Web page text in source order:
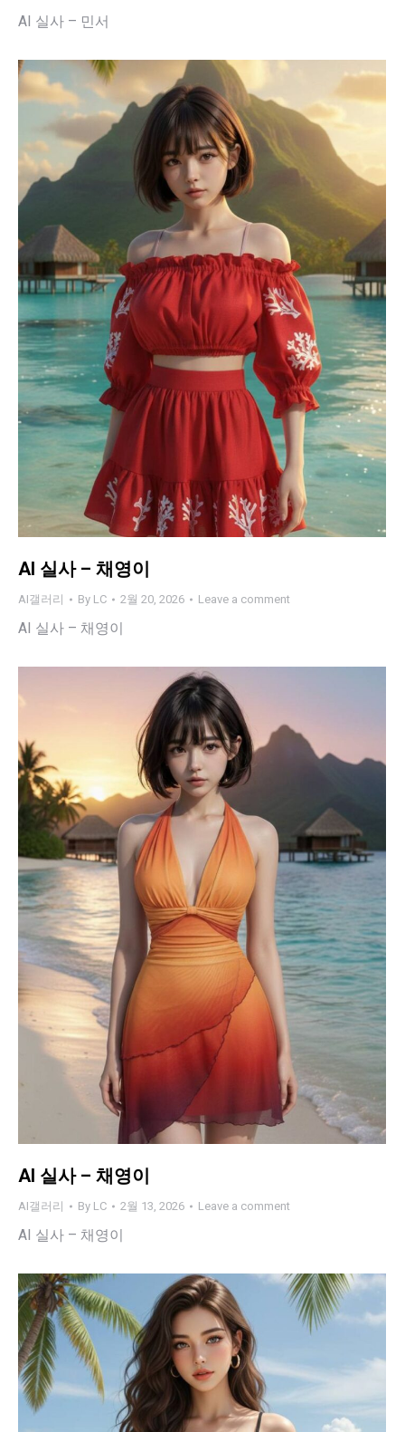
AI 실사 – 민서
AI 실사 – 채영이
AI갤러리 By LC 2월 20, 2026 Leave a comment
AI 실사 – 채영이
AI 실사 – 채영이
AI갤러리 By LC 2월 13, 2026 Leave a comment
AI 실사 – 채영이